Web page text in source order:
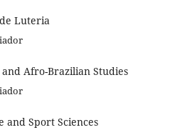
Luteria
Afro-Brazilian Studies
and Sport Sciences